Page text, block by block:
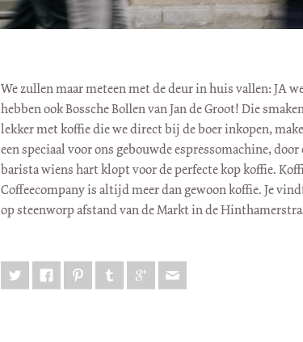
We zullen maar meteen met de deur in huis vallen: JA
hebben ook Bossche Bollen van Jan de Groot! Die
lekker met koffie die we direct bij de boer inkopen,
een speciaal voor ons gebouwde espressomachine, door
barista wiens hart klopt voor de perfecte kop koffie.
Coffeecompany is altijd meer dan gewoon koffie. Je
op steenworp afstand van de Markt in de